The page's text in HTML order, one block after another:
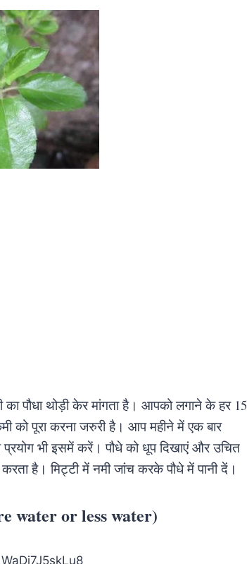
पौधा थोड़ी केर मांगता है। आपको लगाने के हर 15
को पूरा करना जरुरी है। आप महीने में एक बार
भी इसमें करें। पौधे को धूप दिखाएं और उचित
करता है। मिट्टी में नमी जांच करके पौधे में पानी दें।
water or less water)